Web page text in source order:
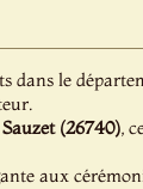
dans le
(26740),
aux